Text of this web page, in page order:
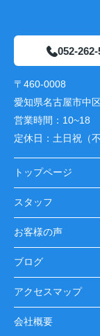
052-262-
〒460-0008
愛知県名古屋市中
営業時間： 10~18
定休日： 土日祝（
トップページ
スタッフ
お客様の声
ブログ
アクセスマップ
会社概要